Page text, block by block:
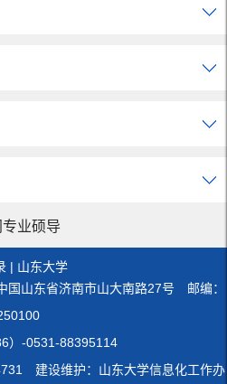
专业硕导
| 山东大学
山东省济南市山大南路27号 邮编：
）-0531-88395114
建设维护：山东大学信息化工作办